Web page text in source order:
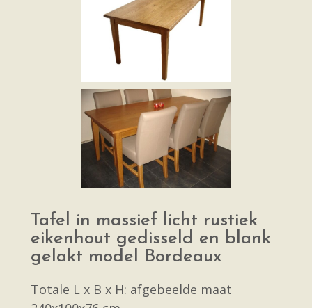
Tafel in massief licht rustiek
eikenhout gedisseld en blank
gelakt model Bordeaux
Totale L x B x H: afgebeelde maat